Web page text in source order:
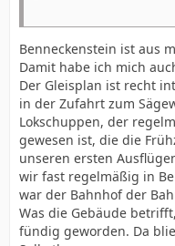
Benneckenstein ist aus
Damit habe ich mich
Der Gleisplan ist recht
in der Zufahrt zum
Lokschuppen, der
gewesen ist, die die
unseren ersten
wir fast regelmäßig in
war der Bahnhof der
Was die Gebäude
fündig geworden. Da